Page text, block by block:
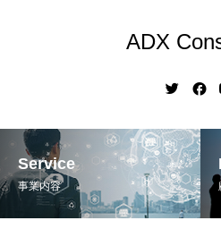
ADX
Service
事業内容